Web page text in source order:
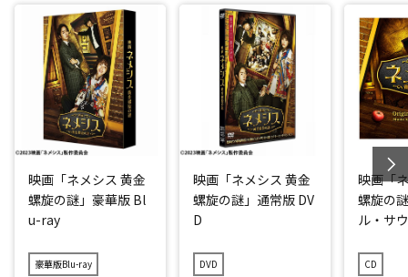
映画「ネメシス 黄金
螺旋の謎」豪華版 Bl
u-ray
豪華版Blu-ray
映画「ネメシス 黄金
螺旋の謎」通常版 DV
D
DVD
映画「
螺旋の
ル・サ
CD